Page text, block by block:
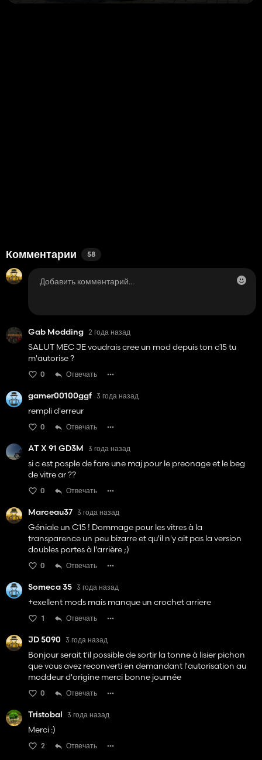
Комментарии 58
Gab Modding 2 года назад
SALUT MEC JE voudrais cree un mod depuis ton c15 tu
m'autorise ?
0 Отвечать
gamer00100ggf 3 года назад
rempli d'erreur
0 Отвечать
AT X 91 GD3M 3 года назад
si c est posple de fare une maj pour le preonage et le beg
de vitre ar ??
0 Отвечать
Marceau37 3 года назад
Géniale un C15 ! Dommage pour les vitres à la
transparence un peu bizarre et qu'il n'y ait pas la version
doubles portes à l'arrière ;)
0 Отвечать
Someca 35 3 года назад
+exellent mods mais manque un crochet arriere
1 Отвечать
JD 5090 3 года назад
Bonjour serait t'il possible de sortir la tonne à lisier pichon
que vous avez reconverti en demandant l'autorisation au
moddeur d'origine merci bonne journée
0 Отвечать
Tristobal 3 года назад
Merci :)
2 Отвечать